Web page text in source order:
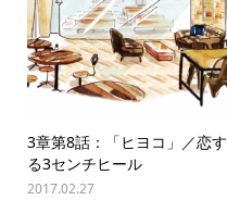
3章第8話：「ヒヨコ」／恋す
る3センチヒール
2017.02.27